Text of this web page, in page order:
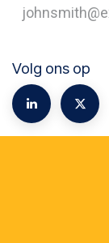
Volg ons op